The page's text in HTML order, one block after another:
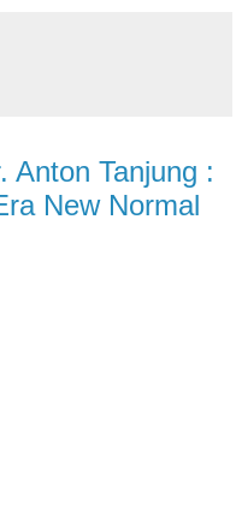
Anton Tanjung :
New Normal